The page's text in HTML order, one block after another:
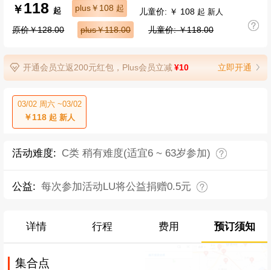
￥118起 plus￥108 起 儿童价: ￥ 108 起 新人
原价￥128.00 plus￥118.00 儿童价: ￥118.00
开通会员立返200元红包，Plus会员立减¥10 立即开通
03/02 周六 ~03/02
￥118起 新人
活动难度: C类 稍有难度(适宜6 ~ 63岁参加)
公益: 每次参加活动LU将公益捐赠0.5元
详情 行程 费用 预订须知
集合点